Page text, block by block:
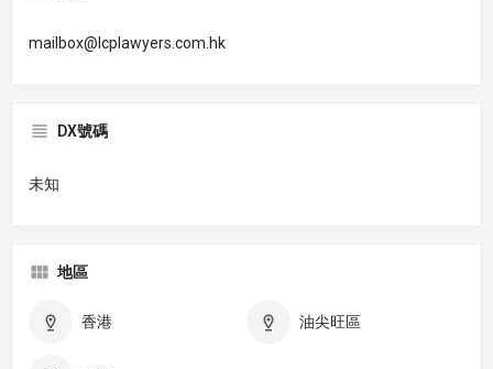
mailbox@lcplawyers.com.hk
DX號碼
未知
地區
香港 油尖旺區